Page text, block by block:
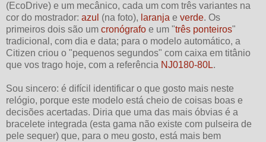
(EcoDrive) e um mecânico, cada um com três variantes na
cor do mostrador: azul (na foto), laranja e verde. Os
primeiros dois são um cronógrafo e um "três ponteiros"
tradicional, com dia e data; para o modelo automático, a
Citizen criou o "pequenos segundos" com caixa em titânio
que vos trago hoje, com a referência NJ0180-80L.
Sou sincero: é difícil identificar o que gosto mais neste
relógio, porque este modelo está cheio de coisas boas e
decisões acertadas. Diria que uma das mais óbvias é a
bracelete integrada (esta gama não existe com pulseira de
pele sequer) que, para o meu gosto, está mais bem